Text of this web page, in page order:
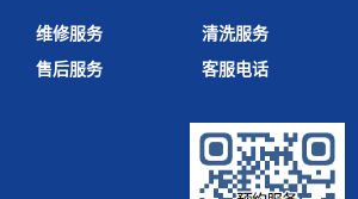
维修服务 清洗服务
售后服务
客服电话